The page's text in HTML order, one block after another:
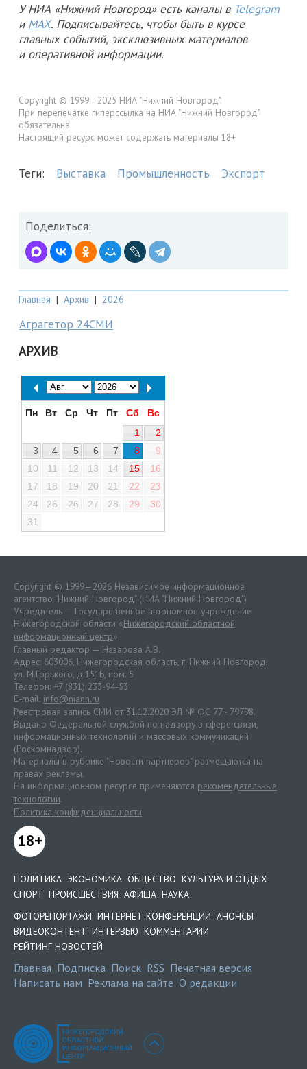
У НИА «Нижний Новгород» есть каналы в Telegram
и MAX. Подписывайтесь, чтобы быть в курсе
главных событий, эксклюзивных материалов
и оперативной информации.
Copyright © 1999—2025 НИА "Нижний Новгород".
При перепечатке гиперссылка на НИА "Нижний Новгород"
обязательна.
Настоящий ресурс может содержать материалы 18+
Теги: Выставка Промышленность Экспорт
Поделиться:
Главная | Архив | 2026
Аграгетор 24СМИ
АРХИВ
Пн Вт Ср Чт Пт Сб
Вс
1
2
3
4 5 6 7 8
9
10
11 12 13 14 15
16
17
18 19 20 21 22
23
24
25 26 27 28 29
30
31
Copyright © 1999—2026 Независимое информационное
агентство "Нижний Новгород" (НИА "Нижний Новгород")
Учредитель — Государственное автономное учреждение
Нижегородской области «Нижегородский областной
информационный центр»
Главный редактор — Назарова А.В.
Адрес: 603006, Нижегородская область, г. Нижний Новгород.
ул. М.Горького, д.151Б, пом. 5
Телефон: +7 (831) 233-94-53
E-mail: info@niann.ru
Реестровая запись СМИ от 31.12.2020 ЭЛ № ФС 77 - 79798.
Выдано Федеральной службой по надзору в сфере связи,
информационных технологий и массовых коммуникаций
(Роскомнадзор).
Материалы в рубрике "Новости партнеров" размещаются на
правах рекламы.
На информационном ресурсе применяются рекомендательные
технологии.
Политика конфиденциальности
18+
ПОЛИТИКА ЭКОНОМИКА ОБЩЕСТВО КУЛЬТУРА И ОТДЫХ
СПОРТ ПРОИСШЕСТВИЯ АФИША НАУКА
ФОТОРЕПОРТАЖИ ИНТЕРНЕТ-КОНФЕРЕНЦИИ АНОНСЫ
ВИДЕОКОНТЕНТ ИНТЕРВЬЮ КОММЕНТАРИИ
РЕЙТИНГ НОВОСТЕЙ
Главная Подписка Поиск RSS Печатная версия
Написать нам Реклама на сайте О редакции